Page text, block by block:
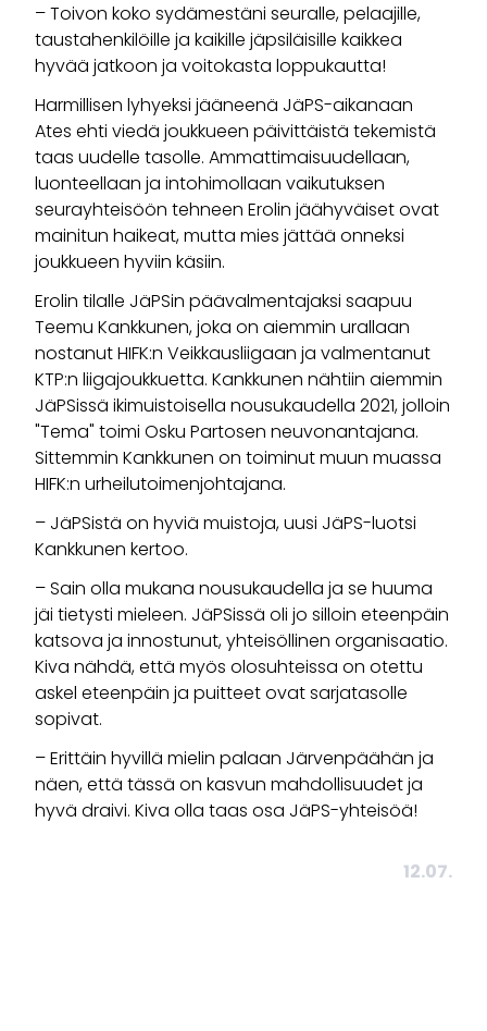
– Toivon koko sydämestäni seuralle, pelaajille,
taustahenkilöille ja kaikille jäpsiläisille kaikkea
hyvää jatkoon ja voitokasta loppukautta!
Harmillisen lyhyeksi jääneenä JäPS-aikanaan
Ates ehti viedä joukkueen päivittäistä tekemistä
taas uudelle tasolle. Ammattimaisuudellaan,
luonteellaan ja intohimollaan vaikutuksen
seurayhteisöön tehneen Erolin jäähyväiset ovat
mainitun haikeat, mutta mies jättää onneksi
joukkueen hyviin käsiin.
Erolin tilalle JäPSin päävalmentajaksi saapuu
Teemu Kankkunen, joka on aiemmin urallaan
nostanut HIFK:n Veikkausliigaan ja valmentanut
KTP:n liigajoukkuetta. Kankkunen nähtiin aiemmin
JäPSissä ikimuistoisella nousukaudella 2021, jolloin
"Tema" toimi Osku Partosen neuvonantajana.
Sittemmin Kankkunen on toiminut muun muassa
HIFK:n urheilutoimenjohtajana.
– JäPSistä on hyviä muistoja, uusi JäPS-luotsi
Kankkunen kertoo.
– Sain olla mukana nousukaudella ja se huuma
jäi tietysti mieleen. JäPSissä oli jo silloin eteenpäin
katsova ja innostunut, yhteisöllinen organisaatio.
Kiva nähdä, että myös olosuhteissa on otettu
askel eteenpäin ja puitteet ovat sarjatasolle
sopivat.
– Erittäin hyvillä mielin palaan Järvenpäähän ja
näen, että tässä on kasvun mahdollisuudet ja
hyvä draivi. Kiva olla taas osa JäPS-yhteisöä!
12.07.